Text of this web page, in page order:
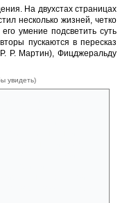
На двухстах страницах
несколько жизней, четко
умение подсветить суть
пускаются в пересказ
Р. Мартин), Фицджеральду
увидеть)